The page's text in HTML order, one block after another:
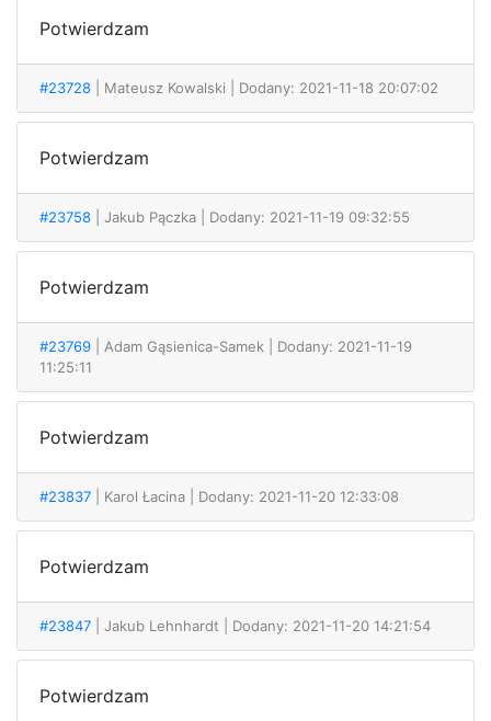
Potwierdzam
#23728 | Mateusz Kowalski | Dodany: 2021-11-18 20:07:02
Potwierdzam
#23758 | Jakub Pączka | Dodany: 2021-11-19 09:32:55
Potwierdzam
#23769 | Adam Gąsienica-Samek
| Dodany: 2021-11-19
11:25:11
Potwierdzam
#23837 | Karol Łacina | Dodany: 2021-11-20 12:33:08
Potwierdzam
#23847 | Jakub Lehnhardt | Dodany: 2021-11-20 14:21:54
Potwierdzam